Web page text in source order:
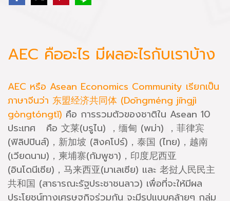
AEC คืออะไร มีผลอะไรกับเราบ้าง
AEC หรือ Asean Economics Community เรียกเป็น
ภาษาจีนว่า 东盟经济共同体 (Dōngméng jīngjì
gòngtóngtǐ) คือ การรวมตัวของชาติใน Asean 10
ประเทศ คือ 文莱(บรูไน) ，缅甸 (พม่า) ，菲律宾
(ฟิลิปปินส์)，新加坡 (สิงคโปร์)，泰国 (ไทย)，越南
(เวียดนาม)，柬埔寨(กัมพูชา)，印度尼西亚
(อินโดนีเซีย)，马来西亚(มาเลเซีย) และ 老挝人民民主
共和国 (สาธารณะรัฐประชาชนลาว) เพื่อที่จะให้มีผล
ประโยชน์ทางเศรษฐกิจร่วมกัน จะมีรูปแบบคล้ายๆ กลุ่ม